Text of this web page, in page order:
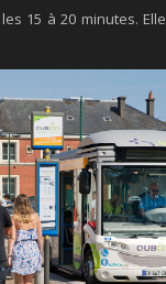
15 à 20 minutes. Elle